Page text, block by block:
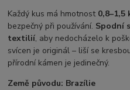
Každý kus má hmotnost 0,8–1,5
bezpečný při používání. Spodní
textilií, aby nedocházelo k
svícen je originál – liší se
přírodní kámen je jedinečný.
Země původu: Brazílie